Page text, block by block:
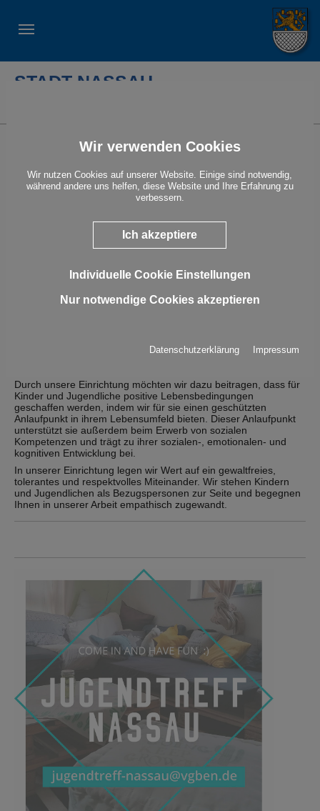
Wir verwenden Cookies
Wir nutzen Cookies auf unserer Website. Einige sind notwendig,
während andere uns helfen, diese Website und Ihre Erfahrung zu
verbessern.
Ich akzeptiere
Individuelle Cookie Einstellungen
Nur notwendige Cookies akzeptieren
Datenschutzerklärung Impressum
STADT NASSAU
Pädagogisches Leitbild
Wir sind eine offene Einrichtung der Kinder- und Jugendhilfe der
Stadt Nassau mit Sitz im Günter-Leifheit-Kulturhaus, unter der
Wir setzen uns zum Ziel, jungen Menschen im Alter von 8 – 18
Jahren einen Raum für Freizeit-, Bildungs- und
Beratungsangebote sowie zur Selbstverwirklichung und
erlebnisorientierte Aktivitäten, ortsnahe Kinder- und
Jugenderholungsangebote sowie eine Beratung für junge
Menschen und deren Familien an.
demokratischen Grundprinzipien wie Gleichheit, Freiheit,
Partizipation sowie an pädagogischen Werten wie Offenheit und
Durch unsere Einrichtung möchten wir dazu beitragen, dass für
Kinder und Jugendliche positive Lebensbedingungen
geschaffen werden, indem wir für sie einen geschützten
Anlaufpunkt in ihrem Lebensumfeld bieten. Dieser Anlaufpunkt
unterstützt sie außerdem beim Erwerb von sozialen
Kompetenzen und trägt zu ihrer sozialen-, emotionalen- und
kognitiven Entwicklung bei.
In unserer Einrichtung legen wir Wert auf ein gewaltfreies,
tolerantes und respektvolles Miteinander. Wir stehen Kindern
und Jugendlichen als Bezugspersonen zur Seite und begegnen
Ihnen in unserer Arbeit empathisch zugewandt.